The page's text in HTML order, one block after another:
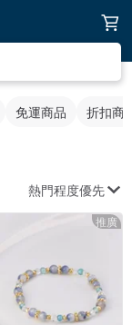
免運商品 折扣商
熱門程度優先
推廣